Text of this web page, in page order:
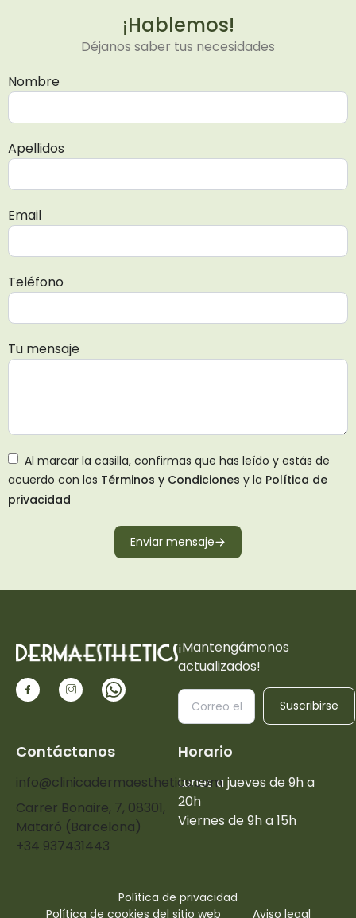
¡Hablemos!
Déjanos saber tus necesidades
Nombre
Apellidos
Email
Teléfono
Tu mensaje
Al marcar la casilla, confirmas que has leído y estás de
acuerdo con los Términos y Condiciones y la Política de
privacidad
Enviar mensaje
¡Mantengámonos
actualizados!
Suscribirse
Horario
Lunes a jueves de 9h a
20h
Viernes de 9h a 15h
Contáctanos
+34 937431443
info@clinicadermaesthetics.com
Carrer Bonaire, 7, 08301,
Mataró (Barcelona)
Política de privacidad
Política de cookies del sitio web
Aviso legal